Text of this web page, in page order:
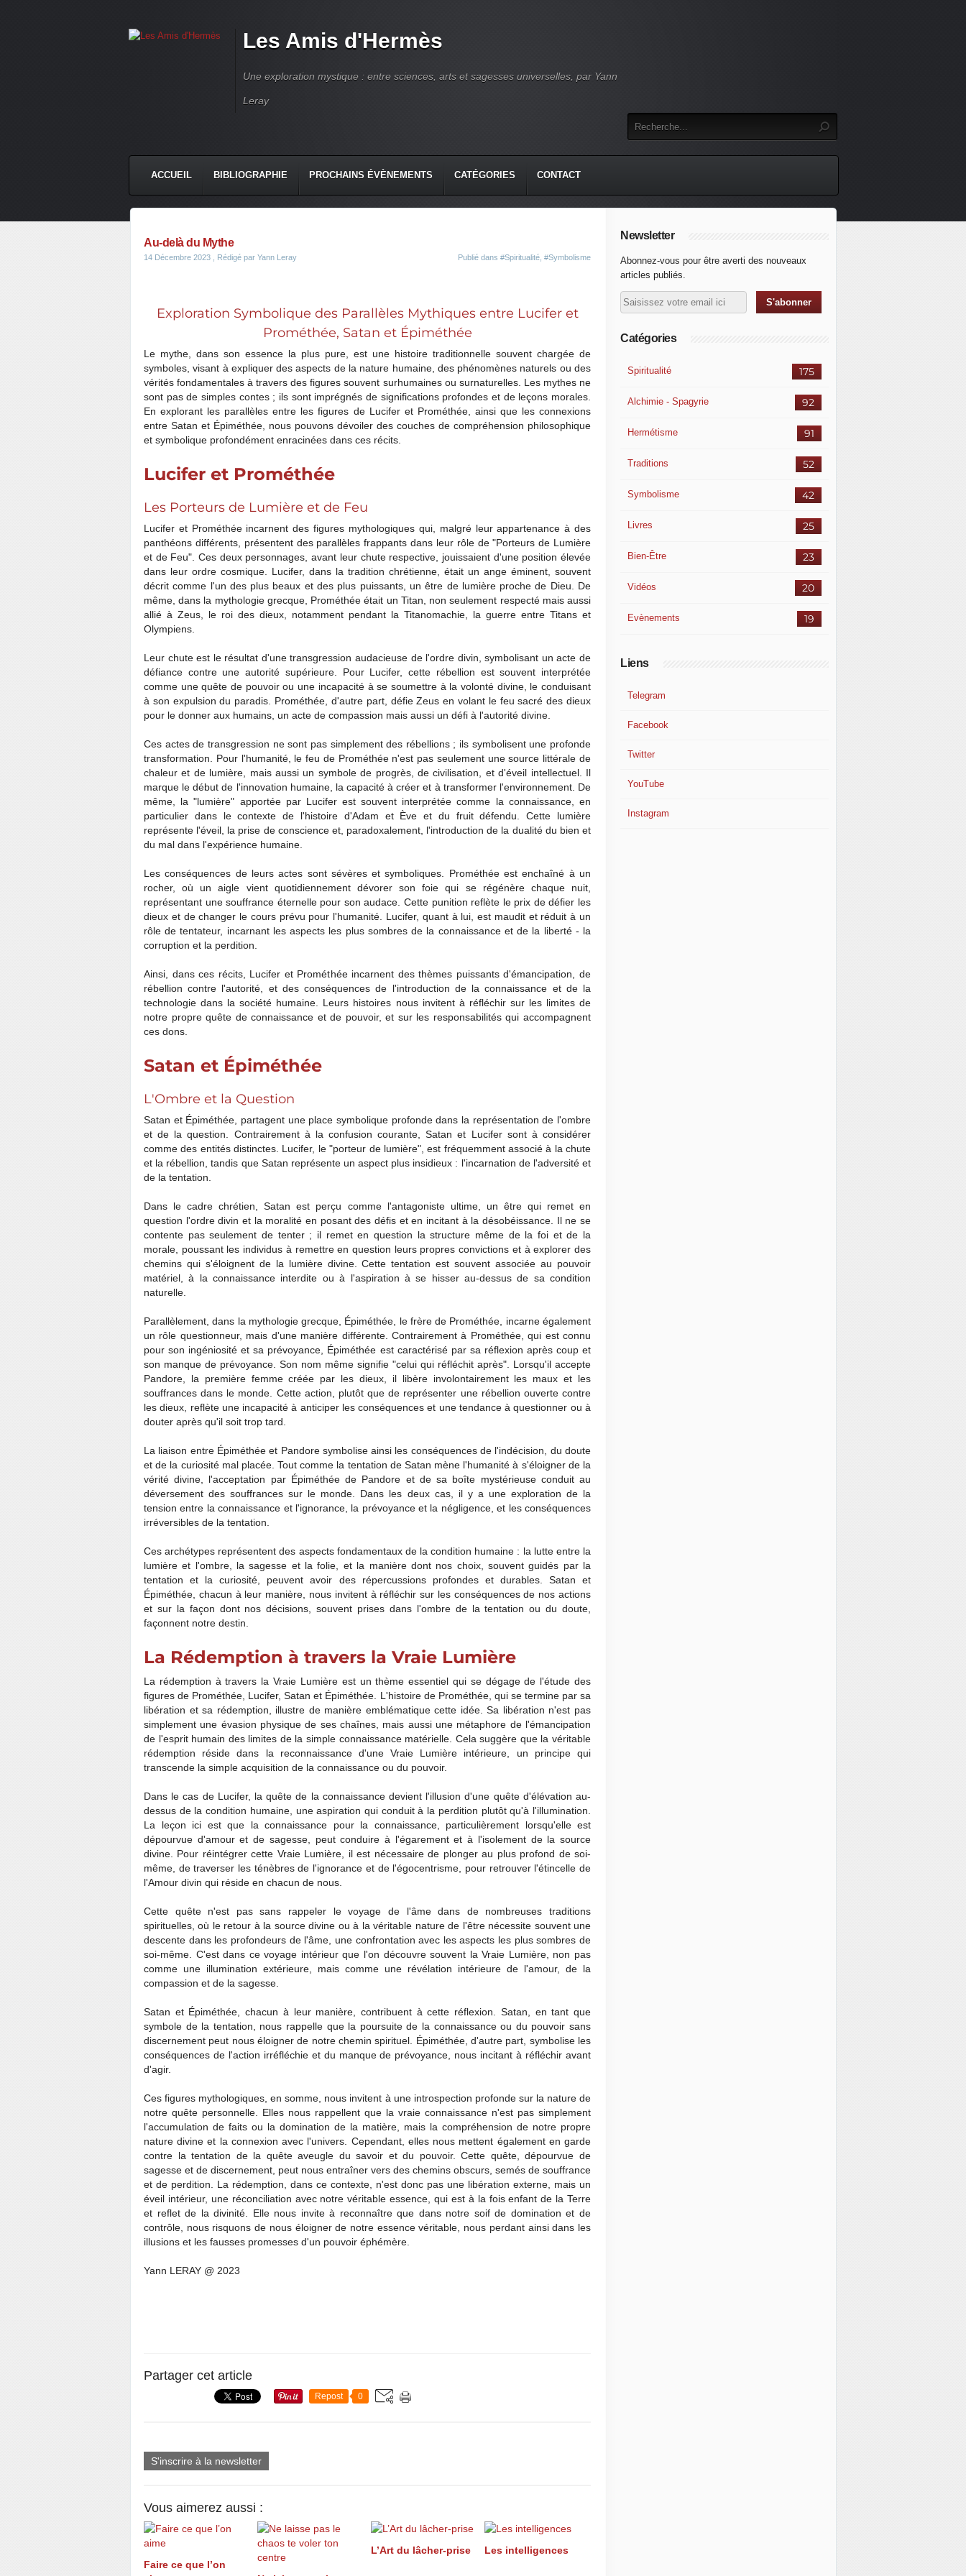
Les Amis d'Hermès
Une exploration mystique : entre sciences, arts et sagesses universelles, par Yann
Leray
ACCUEIL BIBLIOGRAPHIE PROCHAINS ÉVÈNEMENTS CATÉGORIES CONTACT
Au-delà du Mythe
14 Décembre 2023 , Rédigé par Yann Leray Publié dans #Spiritualité #Symbolisme
Exploration Symbolique des Parallèles Mythiques entre Lucifer et
Prométhée, Satan et Épiméthée
Le mythe, dans son essence la plus pure, est une histoire traditionnelle souvent chargée de
symboles, visant à expliquer des aspects de la nature humaine, des phénomènes naturels ou des
vérités fondamentales à travers des figures souvent surhumaines ou surnaturelles. Les mythes ne
sont pas de simples contes ; ils sont imprégnés de significations profondes et de leçons morales.
En explorant les parallèles entre les figures de Lucifer et Prométhée, ainsi que les connexions
entre Satan et Épiméthée, nous pouvons dévoiler des couches de compréhension philosophique
et symbolique profondément enracinées dans ces récits.
Lucifer et Prométhée
Les Porteurs de Lumière et de Feu
Lucifer et Prométhée incarnent des figures mythologiques qui, malgré leur appartenance à des
panthéons différents, présentent des parallèles frappants dans leur rôle de "Porteurs de Lumière
et de Feu". Ces deux personnages, avant leur chute respective, jouissaient d'une position élevée
dans leur ordre cosmique. Lucifer, dans la tradition chrétienne, était un ange éminent, souvent
décrit comme l'un des plus beaux et des plus puissants, un être de lumière proche de Dieu. De
même, dans la mythologie grecque, Prométhée était un Titan, non seulement respecté mais aussi
allié à Zeus, le roi des dieux, notamment pendant la Titanomachie, la guerre entre Titans et
Olympiens.
Leur chute est le résultat d'une transgression audacieuse de l'ordre divin, symbolisant un acte de
défiance contre une autorité supérieure. Pour Lucifer, cette rébellion est souvent interprétée
comme une quête de pouvoir ou une incapacité à se soumettre à la volonté divine, le conduisant
à son expulsion du paradis. Prométhée, d'autre part, défie Zeus en volant le feu sacré des dieux
pour le donner aux humains, un acte de compassion mais aussi un défi à l'autorité divine.
Ces actes de transgression ne sont pas simplement des rébellions ; ils symbolisent une profonde
transformation. Pour l'humanité, le feu de Prométhée n'est pas seulement une source littérale de
chaleur et de lumière, mais aussi un symbole de progrès, de civilisation, et d'éveil intellectuel. Il
marque le début de l'innovation humaine, la capacité à créer et à transformer l'environnement. De
même, la "lumière" apportée par Lucifer est souvent interprétée comme la connaissance, en
particulier dans le contexte de l'histoire d'Adam et Ève et du fruit défendu. Cette lumière
représente l'éveil, la prise de conscience et, paradoxalement, l'introduction de la dualité du bien et
du mal dans l'expérience humaine.
Les conséquences de leurs actes sont sévères et symboliques. Prométhée est enchaîné à un
rocher, où un aigle vient quotidiennement dévorer son foie qui se régénère chaque nuit,
représentant une souffrance éternelle pour son audace. Cette punition reflète le prix de défier les
dieux et de changer le cours prévu pour l'humanité. Lucifer, quant à lui, est maudit et réduit à un
rôle de tentateur, incarnant les aspects les plus sombres de la connaissance et de la liberté - la
corruption et la perdition.
Ainsi, dans ces récits, Lucifer et Prométhée incarnent des thèmes puissants d'émancipation, de
rébellion contre l'autorité, et des conséquences de l'introduction de la connaissance et de la
technologie dans la société humaine. Leurs histoires nous invitent à réfléchir sur les limites de
notre propre quête de connaissance et de pouvoir, et sur les responsabilités qui accompagnent
ces dons.
Satan et Épiméthée
L'Ombre et la Question
Satan et Épiméthée, partagent une place symbolique profonde dans la représentation de l'ombre
et de la question. Contrairement à la confusion courante, Satan et Lucifer sont à considérer
comme des entités distinctes. Lucifer, le "porteur de lumière", est fréquemment associé à la chute
et la rébellion, tandis que Satan représente un aspect plus insidieux : l'incarnation de l'adversité et
de la tentation.
Dans le cadre chrétien, Satan est perçu comme l'antagoniste ultime, un être qui remet en
question l'ordre divin et la moralité en posant des défis et en incitant à la désobéissance. Il ne se
contente pas seulement de tenter ; il remet en question la structure même de la foi et de la
morale, poussant les individus à remettre en question leurs propres convictions et à explorer des
chemins qui s'éloignent de la lumière divine. Cette tentation est souvent associée au pouvoir
matériel, à la connaissance interdite ou à l'aspiration à se hisser au-dessus de sa condition
naturelle.
Parallèlement, dans la mythologie grecque, Épiméthée, le frère de Prométhée, incarne également
un rôle questionneur, mais d'une manière différente. Contrairement à Prométhée, qui est connu
pour son ingéniosité et sa prévoyance, Épiméthée est caractérisé par sa réflexion après coup et
son manque de prévoyance. Son nom même signifie "celui qui réfléchit après". Lorsqu'il accepte
Pandore, la première femme créée par les dieux, il libère involontairement les maux et les
souffrances dans le monde. Cette action, plutôt que de représenter une rébellion ouverte contre
les dieux, reflète une incapacité à anticiper les conséquences et une tendance à questionner ou à
douter après qu'il soit trop tard.
La liaison entre Épiméthée et Pandore symbolise ainsi les conséquences de l'indécision, du doute
et de la curiosité mal placée. Tout comme la tentation de Satan mène l'humanité à s'éloigner de la
vérité divine, l'acceptation par Épiméthée de Pandore et de sa boîte mystérieuse conduit au
déversement des souffrances sur le monde. Dans les deux cas, il y a une exploration de la
tension entre la connaissance et l'ignorance, la prévoyance et la négligence, et les conséquences
irréversibles de la tentation.
Ces archétypes représentent des aspects fondamentaux de la condition humaine : la lutte entre la
lumière et l'ombre, la sagesse et la folie, et la manière dont nos choix, souvent guidés par la
tentation et la curiosité, peuvent avoir des répercussions profondes et durables. Satan et
Épiméthée, chacun à leur manière, nous invitent à réfléchir sur les conséquences de nos actions
et sur la façon dont nos décisions, souvent prises dans l'ombre de la tentation ou du doute,
façonnent notre destin.
La Rédemption à travers la Vraie Lumière
La rédemption à travers la Vraie Lumière est un thème essentiel qui se dégage de l'étude des
figures de Prométhée, Lucifer, Satan et Épiméthée. L'histoire de Prométhée, qui se termine par sa
libération et sa rédemption, illustre de manière emblématique cette idée. Sa libération n'est pas
simplement une évasion physique de ses chaînes, mais aussi une métaphore de l'émancipation
de l'esprit humain des limites de la simple connaissance matérielle. Cela suggère que la véritable
rédemption réside dans la reconnaissance d'une Vraie Lumière intérieure, un principe qui
transcende la simple acquisition de la connaissance ou du pouvoir.
Dans le cas de Lucifer, la quête de la connaissance devient l'illusion d'une quête d'élévation au-
dessus de la condition humaine, une aspiration qui conduit à la perdition plutôt qu'à l'illumination.
La leçon ici est que la connaissance pour la connaissance, particulièrement lorsqu'elle est
dépourvue d'amour et de sagesse, peut conduire à l'égarement et à l'isolement de la source
divine. Pour réintégrer cette Vraie Lumière, il est nécessaire de plonger au plus profond de soi-
même, de traverser les ténèbres de l'ignorance et de l'égocentrisme, pour retrouver l'étincelle de
l'Amour divin qui réside en chacun de nous.
Cette quête n'est pas sans rappeler le voyage de l'âme dans de nombreuses traditions
spirituelles, où le retour à la source divine ou à la véritable nature de l'être nécessite souvent une
descente dans les profondeurs de l'âme, une confrontation avec les aspects les plus sombres de
soi-même. C'est dans ce voyage intérieur que l'on découvre souvent la Vraie Lumière, non pas
comme une illumination extérieure, mais comme une révélation intérieure de l'amour, de la
compassion et de la sagesse.
Satan et Épiméthée, chacun à leur manière, contribuent à cette réflexion. Satan, en tant que
symbole de la tentation, nous rappelle que la poursuite de la connaissance ou du pouvoir sans
discernement peut nous éloigner de notre chemin spirituel. Épiméthée, d'autre part, symbolise les
conséquences de l'action irréfléchie et du manque de prévoyance, nous incitant à réfléchir avant
d'agir.
Ces figures mythologiques, en somme, nous invitent à une introspection profonde sur la nature de
notre quête personnelle. Elles nous rappellent que la vraie connaissance n'est pas simplement
l'accumulation de faits ou la domination de la matière, mais la compréhension de notre propre
nature divine et la connexion avec l'univers. Cependant, elles nous mettent également en garde
contre la tentation de la quête aveugle du savoir et du pouvoir. Cette quête, dépourvue de
sagesse et de discernement, peut nous entraîner vers des chemins obscurs, semés de souffrance
et de perdition. La rédemption, dans ce contexte, n'est donc pas une libération externe, mais un
éveil intérieur, une réconciliation avec notre véritable essence, qui est à la fois enfant de la Terre
et reflet de la divinité. Elle nous invite à reconnaître que dans notre soif de domination et de
contrôle, nous risquons de nous éloigner de notre essence véritable, nous perdant ainsi dans les
illusions et les fausses promesses d'un pouvoir éphémère.
Yann LERAY @ 2023
Partager cet article
Repost 0
S'inscrire à la newsletter
Vous aimerez aussi :
Faire ce que l’on
L’Art du lâcher-prise Les intelligences
Newsletter
Abonnez-vous pour être averti des nouveaux
articles publiés.
Catégories
175
Spiritualité
92
Alchimie - Spagyrie
91
Hermétisme
52
Traditions
42
Symbolisme
25
Livres
23
Bien-Être
20
Vidéos
19
Evènements
Liens
Telegram
Facebook
Twitter
YouTube
Instagram